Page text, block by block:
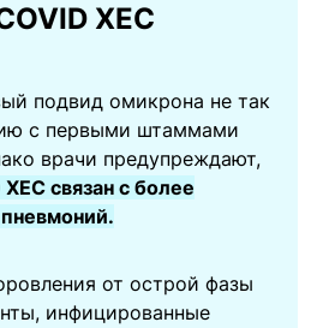
XEC
подвид омикрона не так
с первыми штаммами
врачи предупреждают,
связан с более
от острой фазы
инфицированные